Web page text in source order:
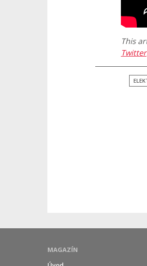
This
Twitter
MAGAZÍN